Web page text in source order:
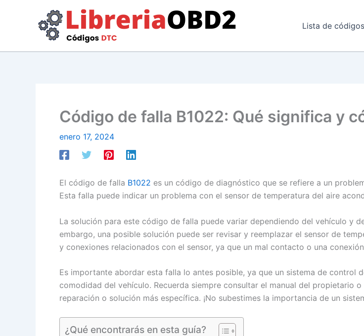
Lista de
Código de falla B1022: Qué significa y
enero 17, 2024
El código de falla B1022 es un código de diagnóstico que se refiere a un
Esta falla puede indicar un problema con el sensor de temperatura del aire
La solución para este código de falla puede variar dependiendo del vehículo y
embargo, una posible solución puede ser revisar y reemplazar el sensor de
y conexiones relacionados con el sensor, ya que un mal contacto o una
Es importante abordar esta falla lo antes posible, ya que un sistema de control
comodidad del vehículo. Recuerda siempre consultar el manual del propietario
reparación o solución más específica. ¡No subestimes la importancia de un
¿Qué encontrarás en esta guía?